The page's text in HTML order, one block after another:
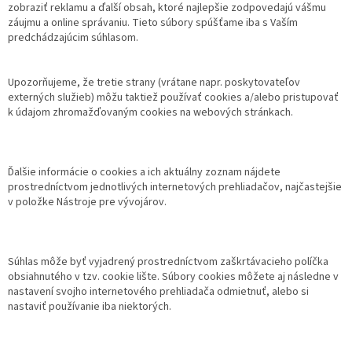
zobraziť reklamu a ďalší obsah, ktoré najlepšie zodpovedajú vášmu
záujmu a online správaniu. Tieto súbory spúšťame iba s Vaším
predchádzajúcim súhlasom.
Upozorňujeme, že tretie strany (vrátane napr. poskytovateľov
externých služieb) môžu taktiež používať cookies a/alebo pristupovať
k údajom zhromažďovaným cookies na webových stránkach.
Ďalšie informácie o cookies a ich aktuálny zoznam nájdete
prostredníctvom jednotlivých internetových prehliadačov, najčastejšie
v položke Nástroje pre vývojárov.
Súhlas môže byť vyjadrený prostredníctvom zaškrtávacieho políčka
obsiahnutého v tzv. cookie lište. Súbory cookies môžete aj následne v
nastavení svojho internetového prehliadača odmietnuť, alebo si
nastaviť používanie iba niektorých.